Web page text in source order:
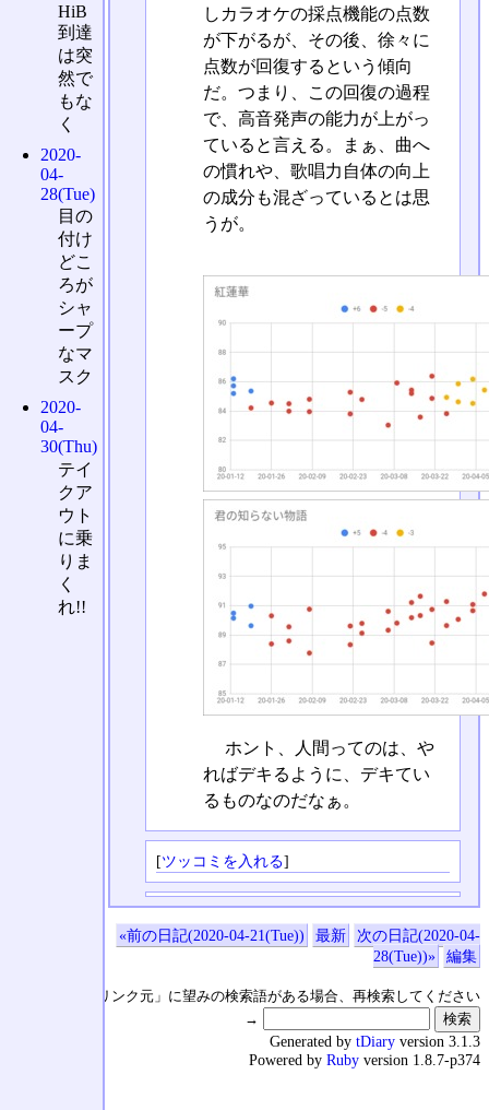
しカラオケの採点機能の点数
が下がるが、その後、徐々に
点数が回復するという傾向
だ。つまり、この回復の過程
で、高音発声の能力が上がっ
ていると言える。まぁ、曲へ
の慣れや、歌唱力自体の向上
の成分も混ざっているとは思
うが。
ホント、人間ってのは、や
ればデキるように、デキてい
るものなのだなぁ。
[ツッコミを入れる]
«前の日記(2020-04-21(Tue)) 最新
次の日記(2020-04-
28(Tue))»
編集
↑の「本日のリンク元」に望みの検索語がある場合、再検索してください
→
HiB
到達
は突
然で
もな
く
2020-
04-
28(Tue)
目の
付け
どこ
ろが
シャ
ープ
なマ
スク
2020-
04-
30(Thu)
テイ
クア
ウト
に乗
りま
く
れ!!
Generated by tDiary version 3.1.3
Powered by Ruby version 1.8.7-p374